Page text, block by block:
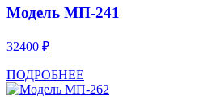
Модель МП-241
32400 ₽
ПОДРОБНЕЕ